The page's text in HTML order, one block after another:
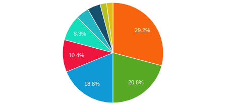
29.2%
8.3%
10.4%
18.8% 20.8%